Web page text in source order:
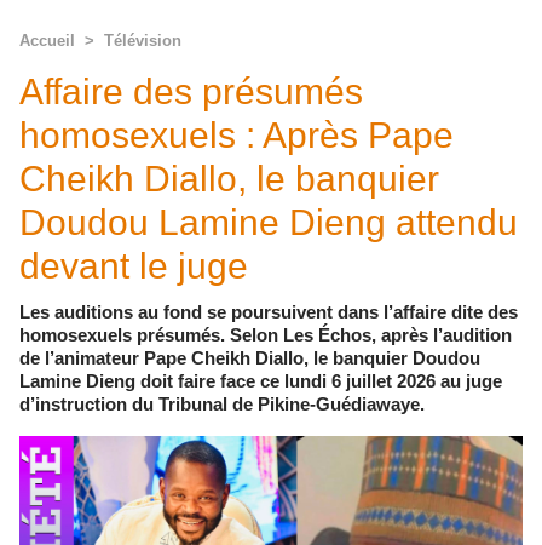
Accueil > Télévision
Affaire des présumés
homosexuels : Après Pape
Cheikh Diallo, le banquier
Doudou Lamine Dieng attendu
devant le juge
Les auditions au fond se poursuivent dans l’affaire dite des
homosexuels présumés. Selon Les Échos, après l’audition
de l’animateur Pape Cheikh Diallo, le banquier Doudou
Lamine Dieng doit faire face ce lundi 6 juillet 2026 au juge
d’instruction du Tribunal de Pikine-Guédiawaye.